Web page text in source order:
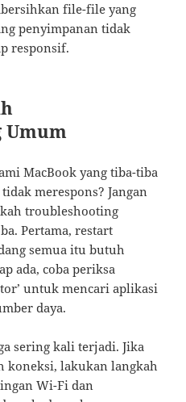
file-file yang
penyimpanan tidak
responsif.
Umum
MacBook yang tiba-tiba
merespons? Jangan
troubleshooting
Pertama, restart
semua itu butuh
ada, coba periksa
untuk mencari aplikasi
daya.
sering kali terjadi. Jika
koneksi, lakukan langkah
Wi-Fi dan